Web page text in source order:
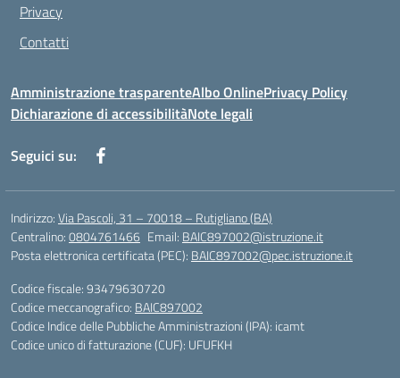
Privacy
Contatti
Amministrazione trasparenteAlbo OnlinePrivacy Policy
Dichiarazione di accessibilitàNote legali
Seguici su:
Indirizzo:Via Pascoli, 31 – 70018 – Rutigliano (BA)
Centralino:0804761466 Email: BAIC897002@istruzione.it
Posta elettronica certificata (PEC): BAIC897002@pec.istruzione.it
Codice fiscale: 93479630720
Codice meccanografico: BAIC897002
Codice Indice delle Pubbliche Amministrazioni (IPA): icamt
Codice unico di fatturazione (CUF): UFUFKH